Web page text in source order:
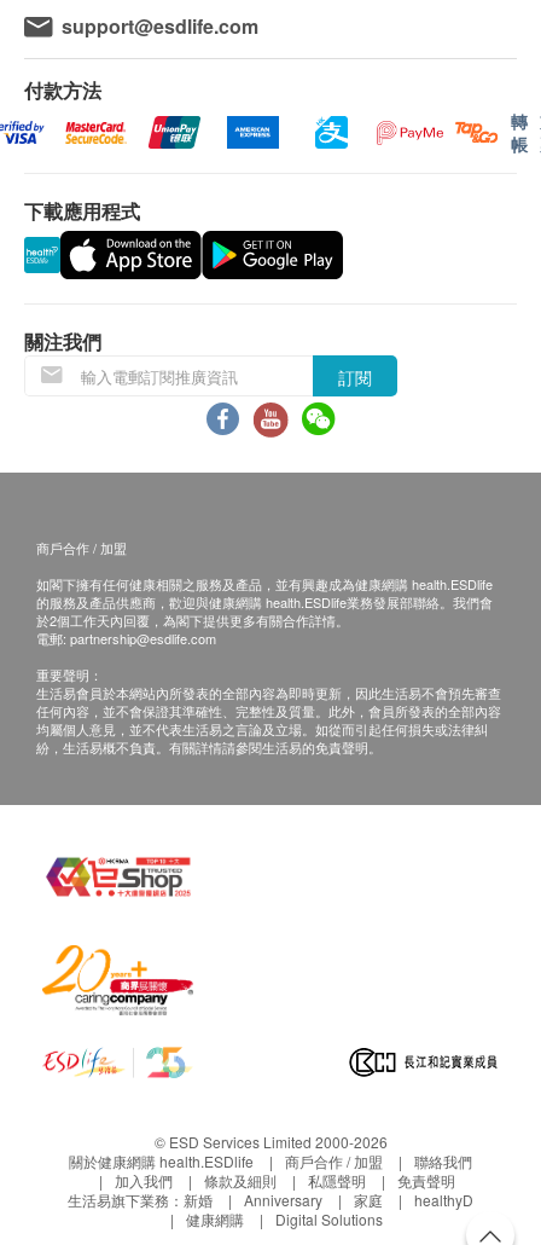
support@esdlife.com
付款方法
轉
帳
下載應用程式
關注我們
訂閱
商戶合作 / 加盟
如閣下擁有任何健康相關之服務及產品，並有興趣成為健康網購 health.ESDlife
的服務及產品供應商，歡迎與健康網購 health.ESDlife業務發展部聯絡。我們會
於2個工作天內回覆，為閣下提供更多有關合作詳情。
電郵: partnership@esdlife.com
重要聲明：
生活易會員於本網站內所發表的全部內容為即時更新，因此生活易不會預先審查
任何內容，並不會保證其準確性、完整性及質量。此外，會員所發表的全部內容
均屬個人意見，並不代表生活易之言論及立場。如從而引起任何損失或法律糾
紛，生活易概不負責。有關詳情請參閱生活易的免責聲明。
© ESD Services Limited 2000-2026
關於健康網購 health.ESDlife
商戶合作 / 加盟
聯絡我們
加入我們
條款及細則 私隱聲明
免責聲明
生活易旗下業務： 新婚 Anniversary 家庭
healthyD
健康網購
Digital Solutions